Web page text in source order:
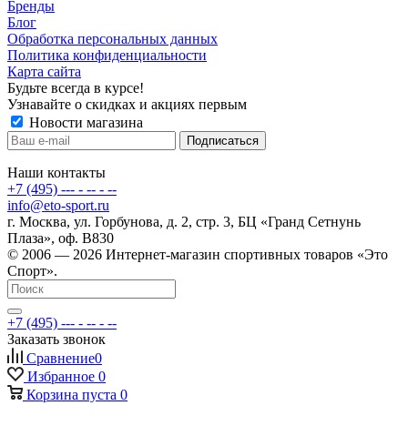
Бренды
Блог
Обработка персональных данных
Политика конфиденциальности
Карта сайта
Будьте всегда в курсе!
Узнавайте о скидках и акциях первым
Новости магазина
Наши контакты
+7 (495) --- - -- - --
info@eto-sport.ru
г. Москва, ул. Горбунова, д. 2, стр. 3, БЦ «Гранд Сетнунь
Плаза», оф. В830
© 2006 — 2026 Интернет-магазин спортивных товаров «Это
Спорт».
+7 (495) --- - -- - --
Заказать звонок
Сравнение0
Избранное 0
Корзина пуста 0